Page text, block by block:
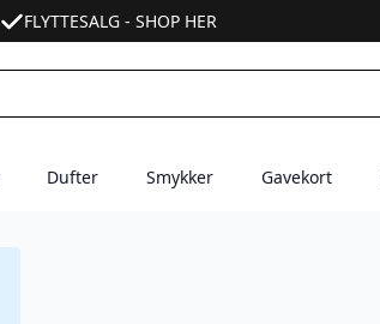
FLYTTESALG - SHOP HER
Dufter Smykker Gavekort